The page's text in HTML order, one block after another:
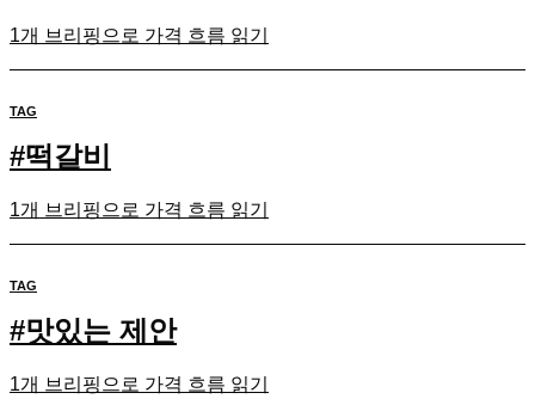
1개 브리핑으로 가격 흐름 읽기
TAG
#떡갈비
1개 브리핑으로 가격 흐름 읽기
TAG
#맛있는 제안
1개 브리핑으로 가격 흐름 읽기